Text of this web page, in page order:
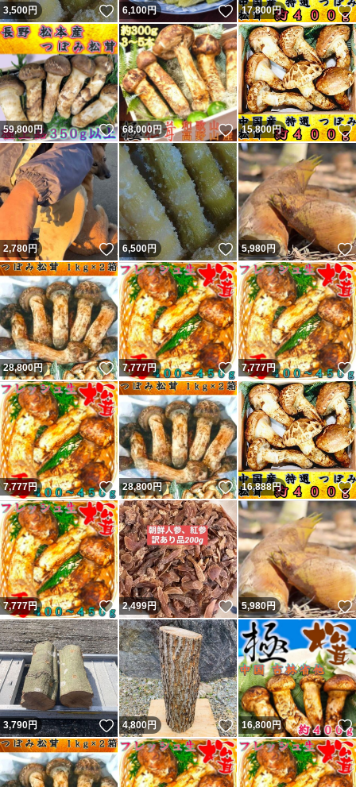
3,500円 いいね！
6,100円 いいね！
17,800円
59,800円 いいね！
68,000円 いいね！
15,800円
2,780円 いいね！
6,500円 いいね！
5,980円
28,800円 いいね！
7,777円 いいね！
7,777円
7,777円 いいね！
28,800円 いいね！
16,888円
7,777円 いいね！
2,499円 いいね！
5,980円
3,790円 いいね！
4,800円 いいね！
16,800円